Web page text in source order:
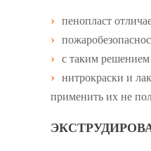
пенопласт
с таким решением
нитрокраски и
применить их не